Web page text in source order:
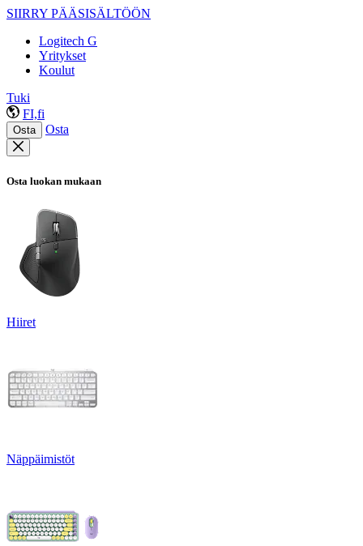
SIIRRY PÄÄSISÄLTÖÖN
Logitech G
Yritykset
Koulut
Tuki
FI,fi
Osta Osta
Osta luokan mukaan
Hiiret
Näppäimistöt